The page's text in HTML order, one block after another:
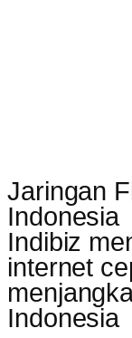
Jaringan
Indonesia
Indibiz
internet
Indonesia